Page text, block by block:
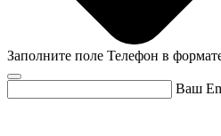
Заполните поле Телефон в
Ваш